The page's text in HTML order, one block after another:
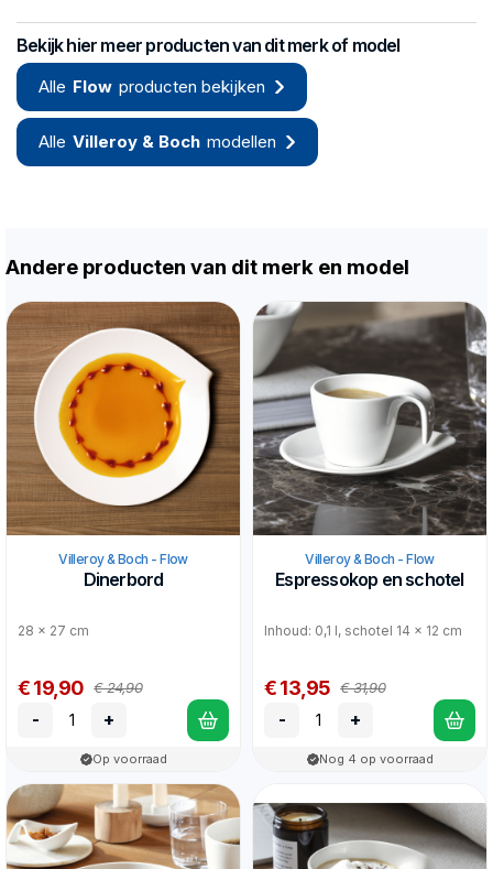
Bekijk hier meer producten van dit merk of model
Alle Flow producten bekijken
Alle Villeroy & Boch modellen
Andere producten van dit merk en model
Villeroy & Boch - Flow
Dinerbord
28 x 27 cm
€ 19,90 € 24,90
- +
Op voorraad
Villeroy & Boch - Flow
Espressokop en schotel
Inhoud: 0,1 l, schotel 14 x 12 cm
€ 13,95 € 31,90
- +
Nog 4 op voorraad